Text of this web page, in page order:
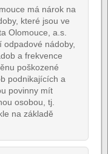
má nárok na
které jsou ve
Olomouce, a.s.
odpadové nádoby,
a frekvence
poškozené
podnikajících a
povinny mít
osobou, tj.
na základě